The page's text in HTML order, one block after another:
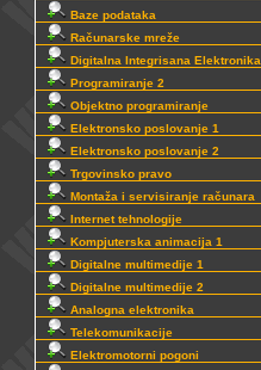
Baze podataka
Računarske mreže
Digitalna Integrisana Elektronika
Programiranje 2
Objektno programiranje
Elektronsko poslovanje 1
Elektronsko poslovanje 2
Trgovinsko pravo
Montaža i servisiranje računara
Internet tehnologije
Kompjuterska animacija 1
Digitalne multimedije 1
Digitalne multimedije 2
Analogna elektronika
Telekomunikacije
Elektromotorni pogoni